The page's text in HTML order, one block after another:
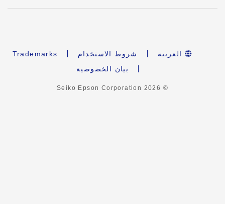
العربية شروط الاستخدام
Trademarks
بيان الخصوصية
© Seiko Epson Corporation
2026